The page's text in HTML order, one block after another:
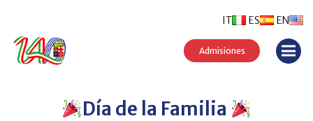
ES EN
IT
Admisiones
Día de la Familia